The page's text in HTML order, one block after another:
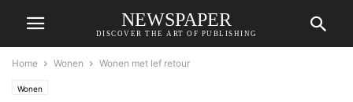
NEWSPAPER
DISCOVER THE ART OF PUBLISHING
Home Wonen Wonen met lef retour
Wonen